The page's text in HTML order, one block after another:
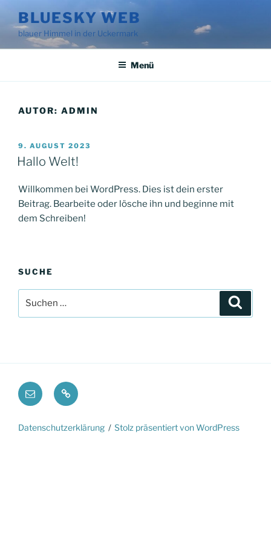
Inhalt
springen
BLUESKY WEB
blauer Himmel in der Uckermark
Menü
AUTOR: ADMIN
VERÖFFENTLICHT
AM
9. AUGUST 2023
Hallo Welt!
Willkommen bei WordPress. Dies ist dein erster
Beitrag. Bearbeite oder lösche ihn und beginne mit
dem Schreiben!
SUCHE
nach:
E-
Mail
Impressum
Datenschutzerklärung Stolz präsentiert von WordPress